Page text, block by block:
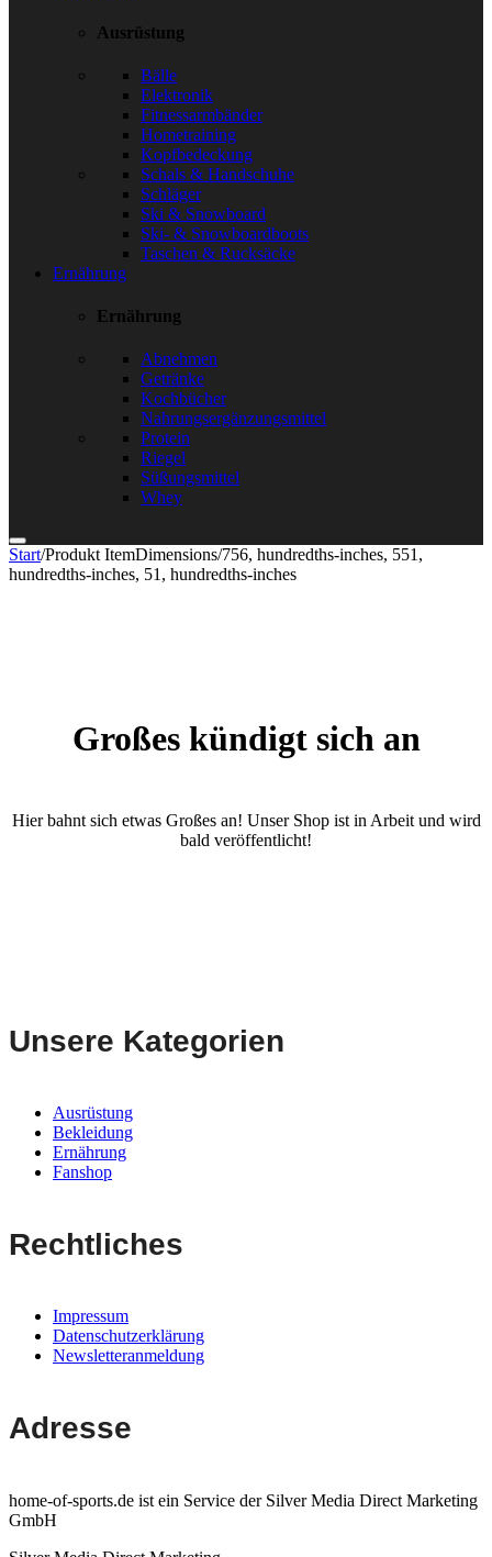
Ausrüstung
Bälle
Elektronik
Fitnessarmbänder
Hometraining
Kopfbedeckung
Schals & Handschuhe
Schläger
Ski & Snowboard
Ski- & Snowboardboots
Taschen & Rucksäcke
Ernährung
Ernährung
Abnehmen
Getränke
Kochbücher
Nahrungsergänzungsmittel
Protein
Riegel
Süßungsmittel
Whey
Start/Produkt ItemDimensions/756, hundredths-inches, 551,
hundredths-inches, 51, hundredths-inches
Großes kündigt sich an
Hier bahnt sich etwas Großes an! Unser Shop ist in Arbeit und wird
bald veröffentlicht!
Unsere Kategorien
Ausrüstung
Bekleidung
Ernährung
Fanshop
Rechtliches
Impressum
Datenschutzerklärung
Newsletteranmeldung
Adresse
home-of-sports.de ist ein Service der Silver Media Direct Marketing
GmbH